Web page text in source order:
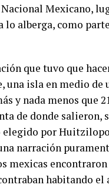
Mexicano,
lo alberga, como
que tuvo que
una isla en medio de
y nada menos que
de donde salieron,
elegido por
narración
mexicas
habitando el